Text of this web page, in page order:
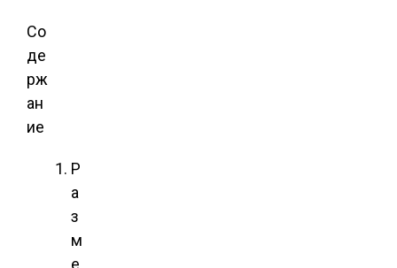
Со
де
рж
ан
ие
Р
а
з
м
е